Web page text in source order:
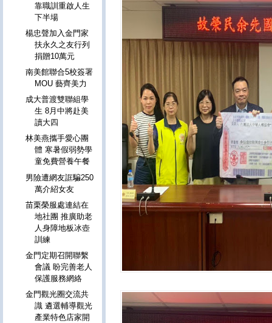
靠職訓重啟人生
下半場
楊忠聲加入金門家
扶永久之友行列
捐贈10萬元
南美館聯合5校簽署
MOU 藝齊美力
成大普渡雙聯組學
生 8月中將赴美
讀大四
林美燕攜手愛心團
體 寒暑假弱勢學
童免費營養午餐
男險遭網友誆騙250
萬介紹女友
苗栗榮服處連結在
地社團 推廣助老
人身障地板冰壺
訓練
金門定期召開聯繫
會議 盼完善老人
保護服務網絡
金門觀光圈交流共
識 遴選輔導觀光
產業特色店家開